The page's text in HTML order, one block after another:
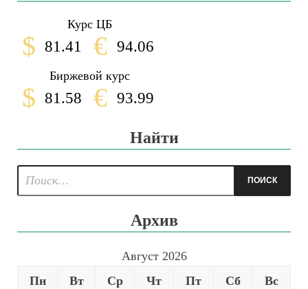
Курс ЦБ
$ 81.41 € 94.06
Биржевой курс
$ 81.58 € 93.99
Найти
Архив
Август 2026
Пн
Вт Ср Чт Пт Сб Вс